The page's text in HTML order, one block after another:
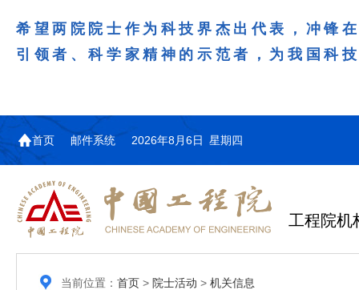
希望两院院士作为科技界杰出代表，冲锋
引领者、科学家精神的示范者，为我国科
首页 邮件系统 2026年8月6日 星期四
工程院机
当前位置： 首页> 院士活动 > 机关信息